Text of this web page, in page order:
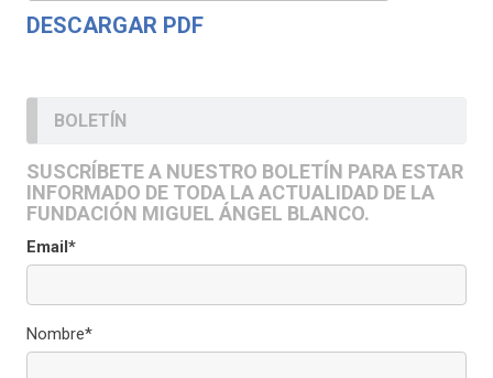
DESCARGAR PDF
BOLETÍN
SUSCRÍBETE A NUESTRO BOLETÍN PARA ESTAR
INFORMADO DE TODA LA ACTUALIDAD DE LA
FUNDACIÓN MIGUEL ÁNGEL BLANCO.
Email*
Nombre*